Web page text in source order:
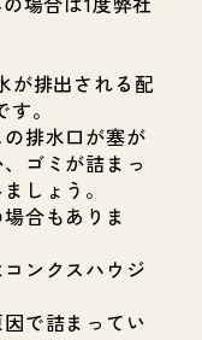
が排出される配
。
排水口が塞が
ゴミが詰まっ
しょう。
合もありま
ンクスハウジ
で詰まってい